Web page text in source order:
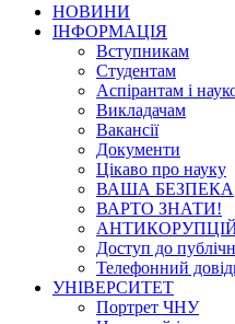
НОВИНИ
ІНФОРМАЦІЯ
Вступникам
Студентам
Аспірантам і
Викладачам
Вакансії
Документи
Цікаво про науку
ВАША БЕЗПЕКА
ВАРТО ЗНАТИ!
Доступ до
Телефонний
УНІВЕРСИТЕТ
Портрет ЧНУ